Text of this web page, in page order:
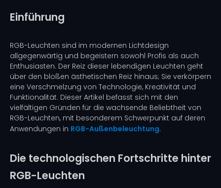
Einführung
RGB-Leuchten sind im modernen Lichtdesign
allgegenwärtig und begeistern sowohl Profis als auch
Enthusiasten. Der Reiz dieser lebendigen Leuchten geht
über den bloßen ästhetischen Reiz hinaus; Sie verkörpern
eine Verschmelzung von Technologie, Kreativität und
Funktionalität. Dieser Artikel befasst sich mit den
vielfältigen Gründen für die wachsende Beliebtheit von
RGB-Leuchten, mit besonderem Schwerpunkt auf deren
Anwendungen in RGB-Außenbeleuchtung.
Die technologischen Fortschritte hinter
RGB-Leuchten